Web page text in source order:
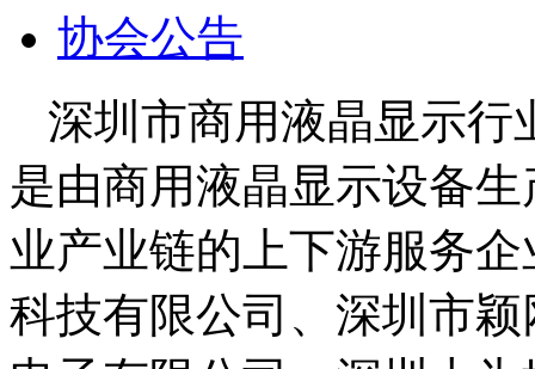
协会公告
深圳市商用液晶显示行
是由商用液晶显示设备
业产业链的上下游服务
科技有限公司、深圳市